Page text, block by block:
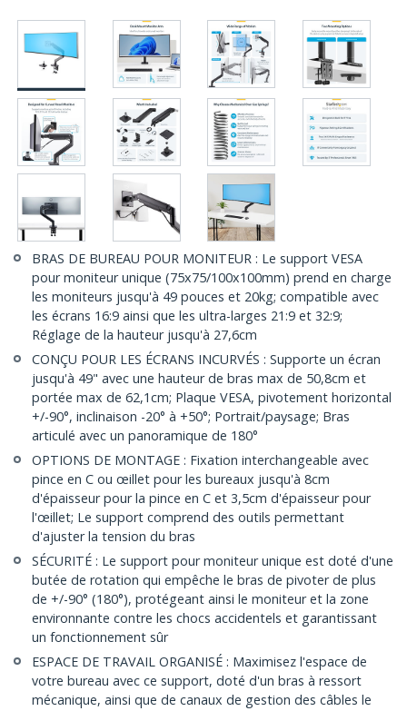
BRAS DE BUREAU POUR MONITEUR : Le support VESA
pour moniteur unique (75x75/100x100mm) prend en charge
les moniteurs jusqu'à 49 pouces et 20kg; compatible avec
les écrans 16:9 ainsi que les ultra-larges 21:9 et 32:9;
Réglage de la hauteur jusqu'à 27,6cm
CONÇU POUR LES ÉCRANS INCURVÉS : Supporte un écran
jusqu'à 49" avec une hauteur de bras max de 50,8cm et
portée max de 62,1cm; Plaque VESA, pivotement horizontal
+/-90°, inclinaison -20° à +50°; Portrait/paysage; Bras
articulé avec un panoramique de 180°
OPTIONS DE MONTAGE : Fixation interchangeable avec
pince en C ou œillet pour les bureaux jusqu'à 8cm
d'épaisseur pour la pince en C et 3,5cm d'épaisseur pour
l'œillet; Le support comprend des outils permettant
d'ajuster la tension du bras
SÉCURITÉ : Le support pour moniteur unique est doté d'une
butée de rotation qui empêche le bras de pivoter de plus
de +/-90° (180°), protégeant ainsi le moniteur et la zone
environnante contre les chocs accidentels et garantissant
un fonctionnement sûr
ESPACE DE TRAVAIL ORGANISÉ : Maximisez l'espace de
votre bureau avec ce support, doté d'un bras à ressort
mécanique, ainsi que de canaux de gestion des câbles le